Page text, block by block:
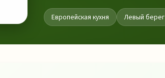
Европейская кухня Левый берег